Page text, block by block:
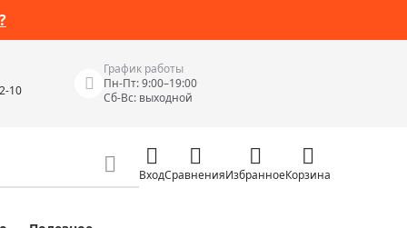
10
График работы
Пн-Пт: 9:00–19:00
Сб-Вс: выходной
ВходСравненияИзбранноеКорзина